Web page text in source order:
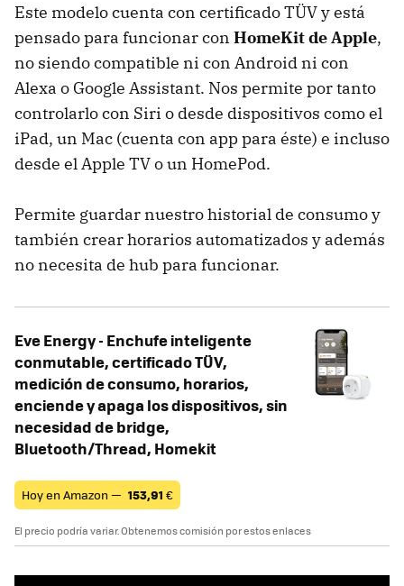
Este modelo cuenta con certificado TÜV y está
pensado para funcionar con HomeKit de Apple,
no siendo compatible ni con Android ni con
Alexa o Google Assistant. Nos permite por tanto
controlarlo con Siri o desde dispositivos como el
iPad, un Mac (cuenta con app para éste) e incluso
desde el Apple TV o un HomePod.
Permite guardar nuestro historial de consumo y
también crear horarios automatizados y además
no necesita de hub para funcionar.
Eve Energy - Enchufe inteligente
conmutable, certificado TÜV,
medición de consumo, horarios,
enciende y apaga los dispositivos, sin
necesidad de bridge,
Bluetooth/Thread, Homekit
Hoy en Amazon — 153,91 €
El precio podría variar. Obtenemos comisión por estos enlaces